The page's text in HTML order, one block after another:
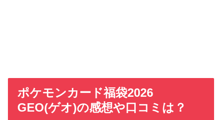
ポケモンカード福袋2026
GEO(ゲオ)の感想や口コミは？